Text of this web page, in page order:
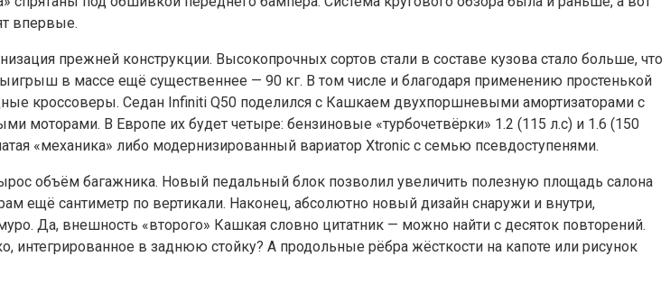
впервые.
прежней конструкции. Высокопрочных сортов стали в составе кузова стало больше, что
в массе ещё существеннее — 90 кг. В том числе и благодаря применению простенькой
кроссоверы. Седан Infiniti Q50 поделился с Кашкаем двухпоршневыми амортизаторами с
моторами. В Европе их будет четыре: бензиновые «турбочетвёрки» 1.2 (115 л.с) и 1.6 (150
«механика» либо модернизированный вариатор Xtronic с семью псевдоступенями.
объём багажника. Новый педальный блок позволил увеличить полезную площадь салона
ещё сантиметр по вертикали. Наконец, абсолютно новый дизайн снаружи и внутри,
Да, внешность «второго» Кашкая словно цитатник — можно найти с десяток повторений.
интегрированное в заднюю стойку? А продольные рёбра жёсткости на капоте или рисунок